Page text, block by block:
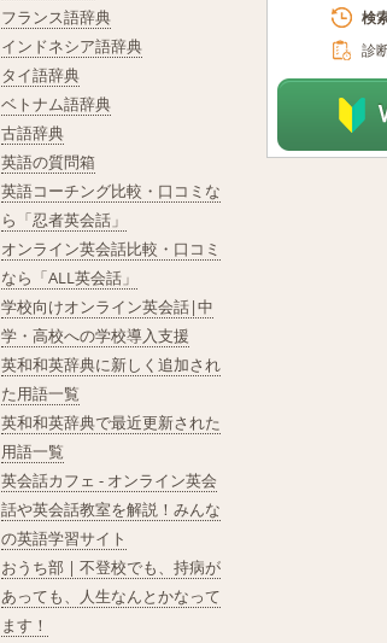
フランス語辞典
インドネシア語辞典
タイ語辞典
ベトナム語辞典
古語辞典
英語の質問箱
英語コーチング比較・口コミな
ら「忍者英会話」
オンライン英会話比較・口コミ
なら「ALL英会話」
学校向けオンライン英会話|中
学・高校への学校導入支援
英和和英辞典に新しく追加され
た用語一覧
英和和英辞典で最近更新された
用語一覧
英会話カフェ - オンライン英会
話や英会話教室を解説！みんな
の英語学習サイト
おうち部 | 不登校でも、持病が
あっても、人生なんとかなって
ます！
検
診